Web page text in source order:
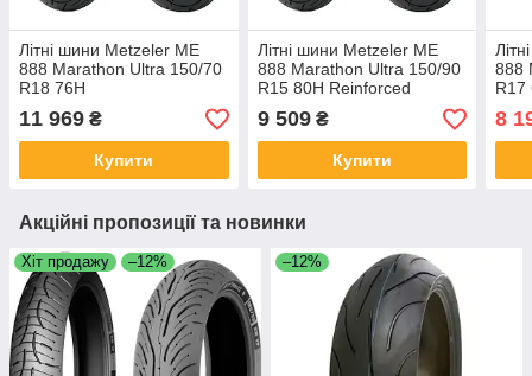
Літні шини Metzeler ME
888 Marathon Ultra 150/70
R18 76H
11 969 ₴
Купити
Літні шини Metzeler ME
888 Marathon Ultra 150/90
R15 80H Reinforced
9 509₴
Купити
888
R17
8
Акційні пропозиції та новинки
Хіт продажу –12% –12%